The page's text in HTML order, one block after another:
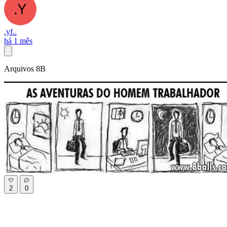
.yf..
há 1 mês
Arquivos 8B
2 0